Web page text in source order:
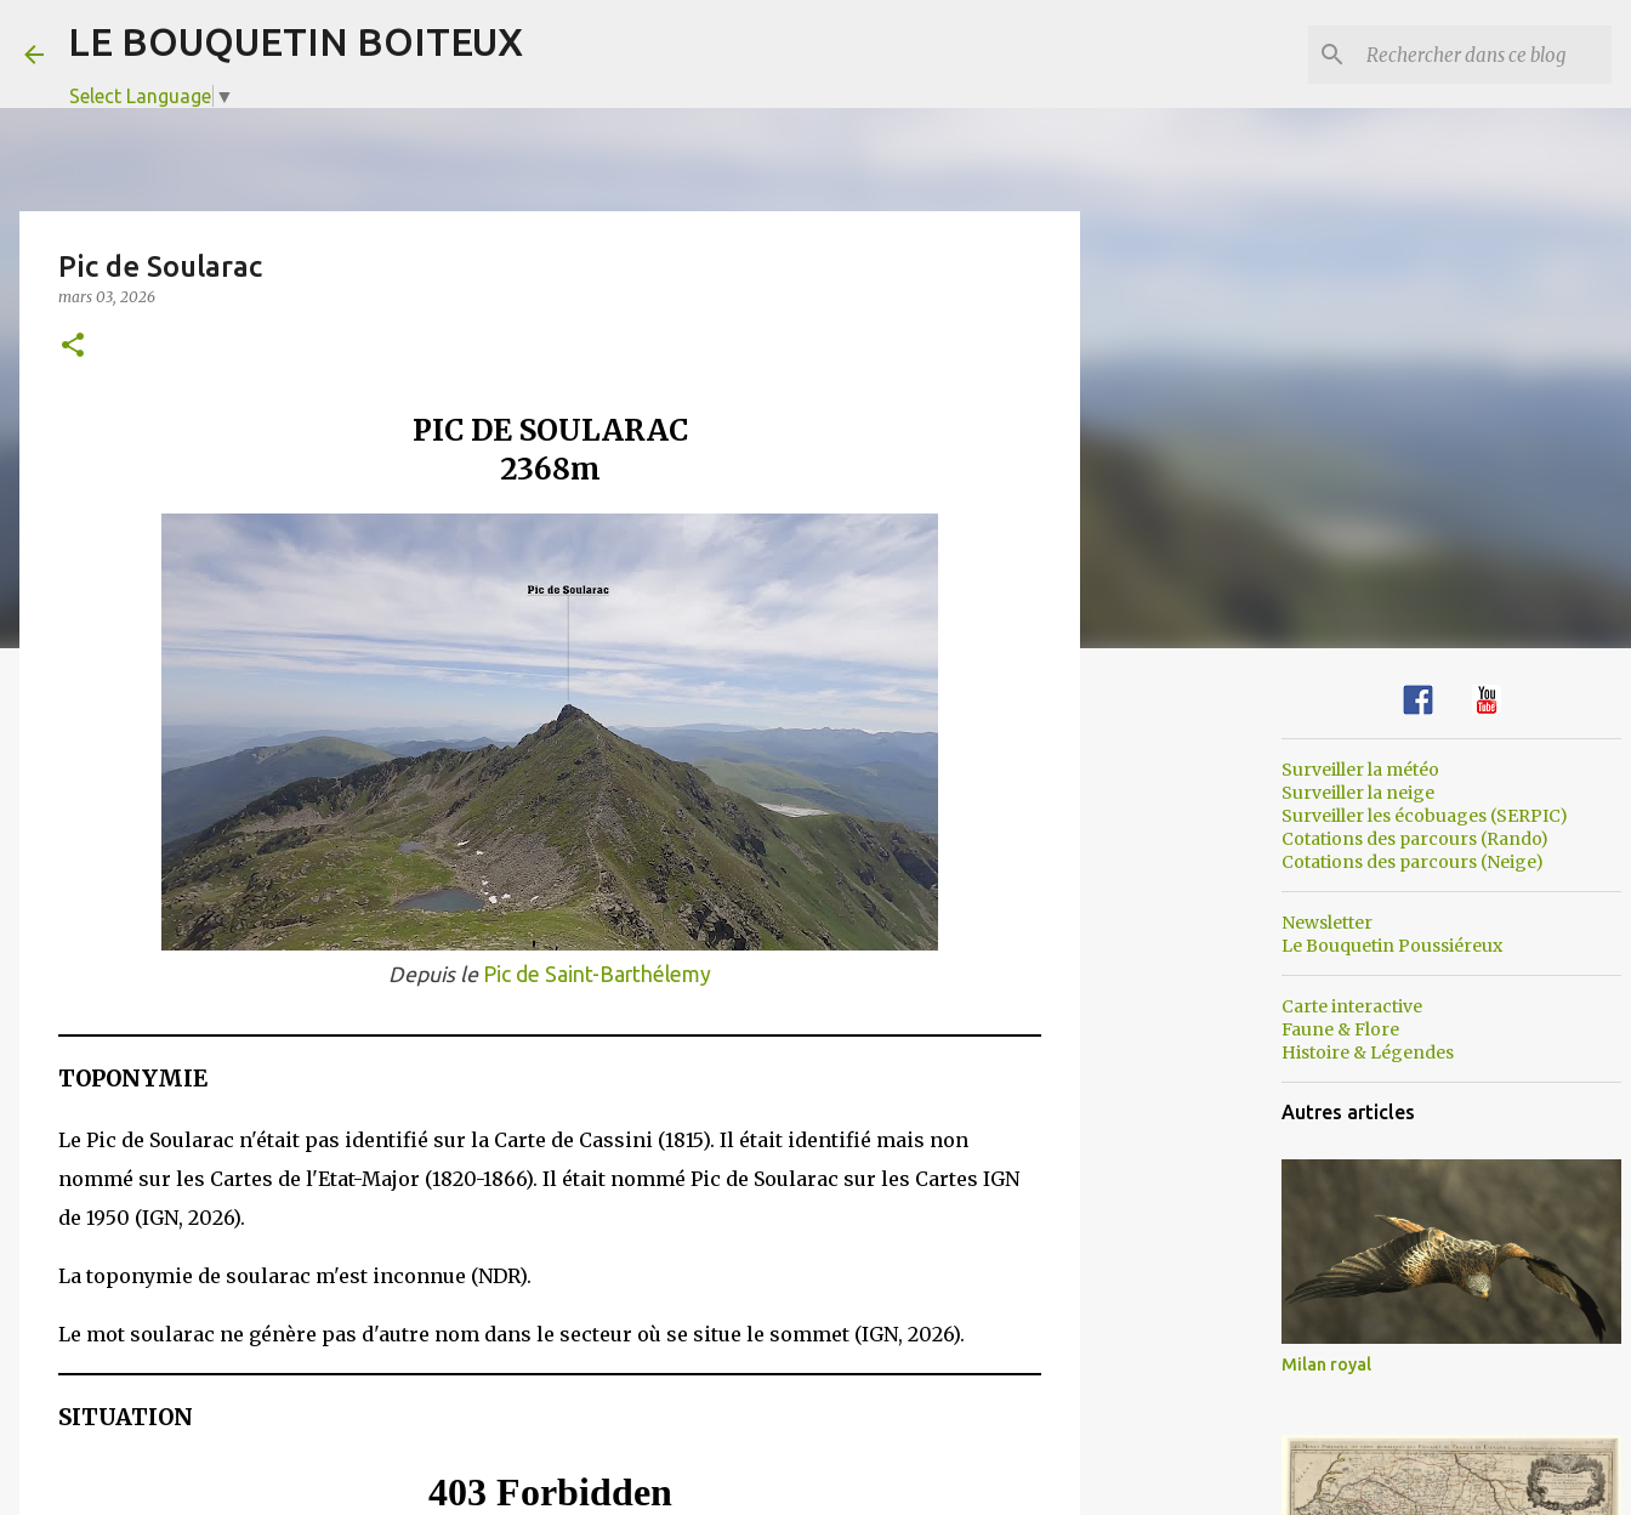
LE BOUQUETIN BOITEUX
Select Language ▼
Pic de Soularac
mars 03, 2026
PIC DE SOULARAC
2368m
Depuis le Pic de Saint-Barthélemy
TOPONYMIE
Le Pic de Soularac n'était pas identifié sur la Carte de Cassini (1815). Il était identifié mais non
nommé sur les Cartes de l'Etat-Major (1820-1866). Il était nommé Pic de Soularac sur les Cartes IGN
de 1950 (IGN, 2026).
La toponymie de soularac m'est inconnue (NDR).
Le mot soularac ne génère pas d'autre nom dans le secteur où se situe le sommet (IGN, 2026).
SITUATION
Surveiller la météo
Surveiller la neige
Surveiller les écobuages (SERPIC)
Cotations des parcours (Rando)
Cotations des parcours (Neige)
Newsletter
Le Bouquetin Poussiéreux
Carte interactive
Faune & Flore
Histoire & Légendes
Autres articles
Milan royal